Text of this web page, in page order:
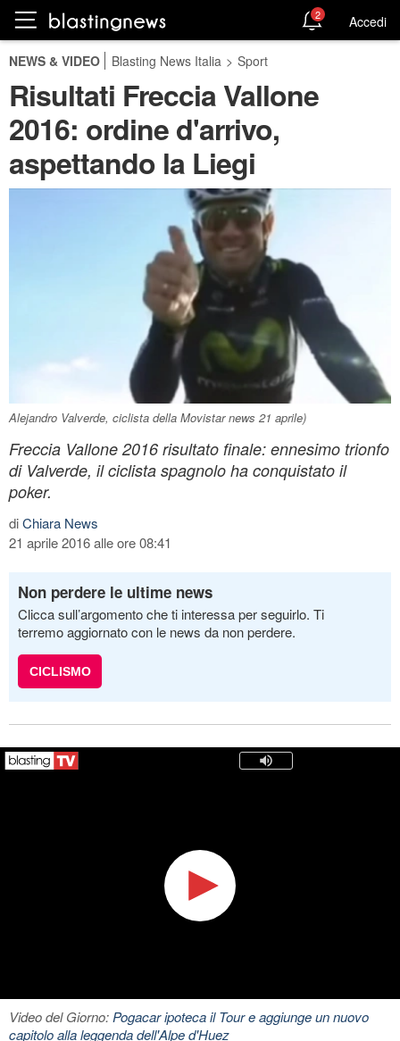
2 Accedi
NEWS & VIDEO Blasting News Italia > Sport
Risultati Freccia Vallone
2016: ordine d'arrivo,
aspettando la Liegi
Alejandro Valverde, ciclista della Movistar news 21 aprile)
Freccia Vallone 2016 risultato finale: ennesimo trionfo
di Valverde, il ciclista spagnolo ha conquistato il
poker.
diChiara News
21 aprile 2016 alle ore 08:41
Non perdere le ultime news
Clicca sull’argomento che ti interessa per seguirlo. Ti
terremo aggiornato con le news da non perdere.
CICLISMO
Video del Giorno:Pogacar ipoteca il Tour e aggiunge un nuovo
capitolo alla leggenda dell'Alpe d'Huez